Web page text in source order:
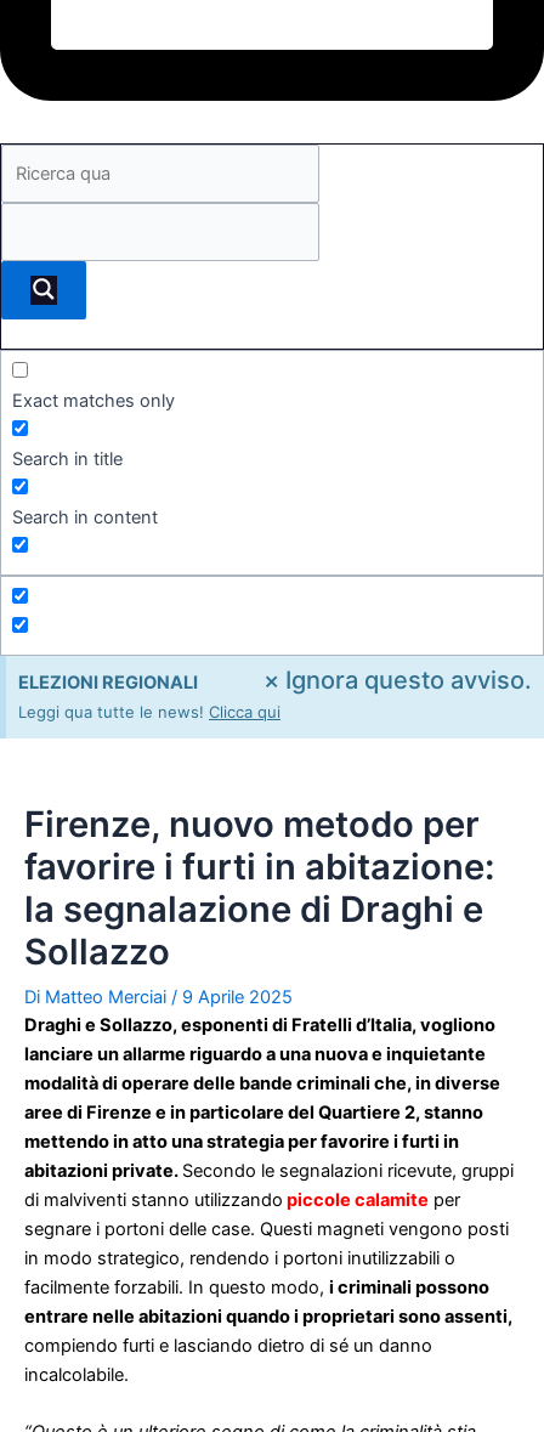
Exact matches only
Search in title
Search in content
ELEZIONI REGIONALI
Leggi qua tutte le news! Clicca qui
× Ignora questo avviso.
Firenze, nuovo metodo per
favorire i furti in abitazione:
la segnalazione di Draghi e
Sollazzo
Di Matteo Merciai / 9 Aprile 2025
Draghi e Sollazzo, esponenti di Fratelli d’Italia, vogliono
lanciare un allarme riguardo a una nuova e inquietante
modalità di operare delle bande criminali che, in diverse
aree di Firenze e in particolare del Quartiere 2, stanno
mettendo in atto una strategia per favorire i furti in
abitazioni private. Secondo le segnalazioni ricevute, gruppi
di malviventi stanno utilizzando piccole calamite per
segnare i portoni delle case. Questi magneti vengono posti
in modo strategico, rendendo i portoni inutilizzabili o
facilmente forzabili. In questo modo, i criminali possono
entrare nelle abitazioni quando i proprietari sono assenti,
compiendo furti e lasciando dietro di sé un danno
incalcolabile.